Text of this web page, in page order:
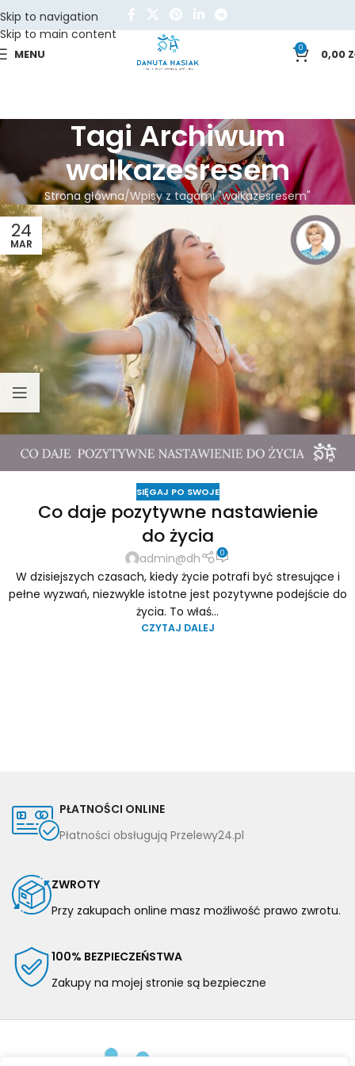
Skip to navigation
Skip to main content
MENU 0 0,00
Tagi Archiwum
walkazesresem
Strona główna Wpisy z tagami "walkazesresem"
24
MAR
SIĘGAJ PO SWOJE
Co daje pozytywne nastawienie
do życia
admin@dh 0
W dzisiejszych czasach, kiedy życie potrafi być stresujące i
pełne wyzwań, niezwykle istotne jest pozytywne podejście do
życia. To właś...
CZYTAJ DALEJ
PŁATNOŚCI ONLINE
Płatności obsługują Przelewy24.pl
ZWROTY
Przy zakupach online masz możliwość prawo zwrotu.
100% BEZPIECZEŃSTWA
Zakupy na mojej stronie są bezpieczne